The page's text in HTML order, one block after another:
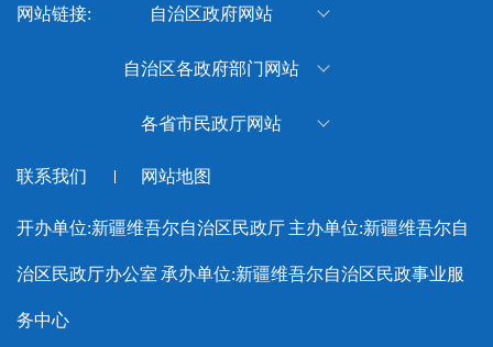
网站链接: 自治区政府网站
新疆维吾尔自治区人民政府
自治区各政府部门网站
新疆维吾尔自治区体育局
务厅
新疆维吾尔自治区水利厅
新疆维吾尔自治区应急管理厅
各省市民政厅网站
北京市民政局
山西省民政厅
联系我们 网站地图
开办单位:新疆维吾尔自治区民政厅 主办单位:新疆维吾尔自
治区民政厅办公室 承办单位:新疆维吾尔自治区民政事业服
务中心